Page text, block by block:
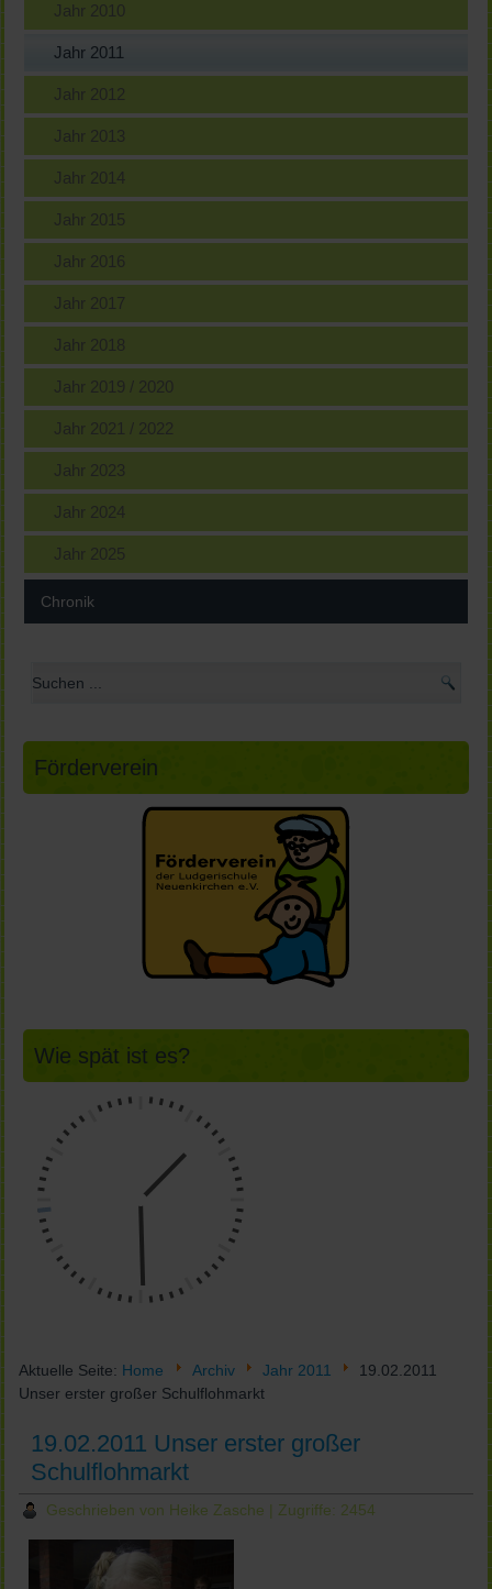
Jahr 2010
Jahr 2011
Jahr 2012
Jahr 2013
Jahr 2014
Jahr 2015
Jahr 2016
Jahr 2017
Jahr 2018
Jahr 2019 / 2020
Jahr 2021 / 2022
Jahr 2023
Jahr 2024
Jahr 2025
Chronik
Förderverein
Wie spät ist es?
Aktuelle Seite: Home Archiv Jahr 2011
19.02.2011
Unser erster großer Schulflohmarkt
19.02.2011 Unser erster großer
Schulflohmarkt
Geschrieben von Heike Zasche | Zugriffe: 2454